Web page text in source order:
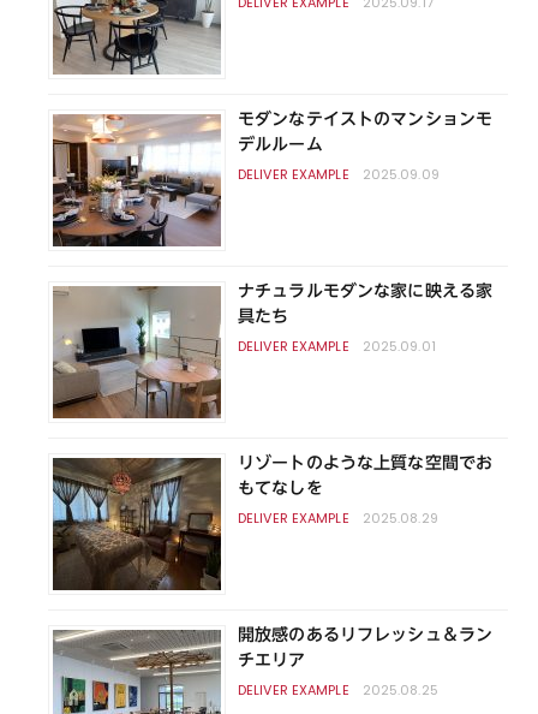
モダンなテイストのマンションモ
デルルーム
2025.09.09
ナチュラルモダンな家に映える家
具たち
2025.09.01
リゾートのような上質な空間でお
もてなしを
2025.08.29
開放感のあるリフレッシュ＆ラン
チエリア
2025.08.25